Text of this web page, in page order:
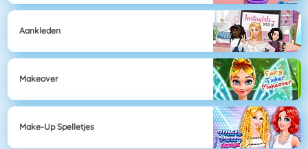
Aankleden
Makeover
Make-Up Spelletjes